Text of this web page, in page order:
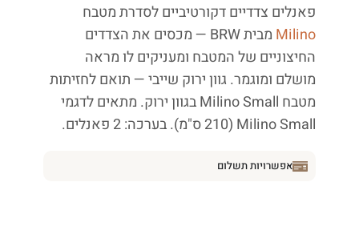
פאנלים צדדיים דקורטיביים לסדרת מטבח
Milino
מבית BRW — מכסים את הצדדים
החיצוניים של המטבח ומעניקים לו מראה
מושלם ומוגמר. גוון ירוק שייבי — תואם לחזיתות
מטבח Milino Small בגוון ירוק. מתאים לדגמי
Milino Small (210 ס"מ). בערכה: 2 פאנלים.
אפשרויות תשלום